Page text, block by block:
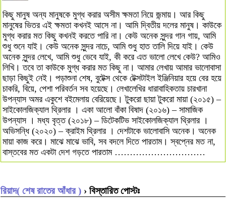
কিছু মানুষ অন্য মানুষকে মুগ্ধ করার অসীম ক্ষমতা নিয়ে জন্মায়। আর কিছু
মানুষের ভিতর এই ক্ষমতা কখনই আসে না। আমি দ্বিতীয় দলের মানুষ। কাউকে
মুগ্ধ করার মত কিছু কখনই করতে পারি না। কেউ অনেক সুন্দর গান গায়, আমি
শুধু শুনে যাই। কেউ অনেক সুন্দর নাচে, আমি শুধু হাত তালি দিয়ে যাই। কেউ
অনেক সুন্দর লেখে, আমি শুধু ভেবে যাই, কী করে এত ভালো লেখে কেউ? আমিও
লিখি। তবে তা কাউকে মুগ্ধ করার মত কিছু না। আমার লেখায় আমার ভালোবাসা
ছাড়া কিছুই নেই। পড়াশুনা শেষ, বুটেক্স থেকে টেক্সটাইল ইঞ্জিনিয়ার হয়ে বের হয়ে
চাকরি, বিয়ে, পেশা পরিবর্তন সব হয়েছে। লেখালেখির ধারাবাহিকতায় চারখানা
উপন্যাস অমর একুশে বইমেলায় বেরিয়েছে। টুকরো ছায়া টুকরো মায়া (২০১৫) –
সাইকোলজিক্যাল থ্রিলার । একা আলো বাঁকা বিষাদ (২০১৬) – সামাজিক
উপন্যাস । মধ্য বৃত্ত (২০১৮) – ডিটেকটিভ সাইকোলজিক্যাল থ্রিলার ।
অভিসন্ধি (২০২০) – ক্রাইম থ্রিলার । দেশটাকে ভালোবাসি অনেক। অনেক
মায়া কাজ করে। মাঝে মাঝে ভাবি, সব বদলে দিতে পারতাম। স্বপ্নের মত না,
বাস্তবের মত একটা দেশ গড়তে পারতাম …………………………
রিয়াদ( শেষ রাতের আঁধার ) › বিস্তারিত পোস্টঃ